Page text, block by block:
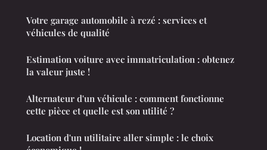
Votre garage automobile à rezé : services et
véhicules de qualité
Estimation voiture avec immatriculation : obtenez
la valeur juste !
Alternateur d'un véhicule : comment fonctionne
cette pièce et quelle est son utilité ?
Location d'un utilitaire aller simple : le choix